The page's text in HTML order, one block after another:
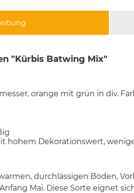
"Kürbis Batwing Mix"
orange mit grün in div.
hohem Dekorationswert,
durchlässigen Böden,
Mai. Diese Sorte eignet